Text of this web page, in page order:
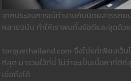
จากประสบการณ์ทำงานกับนิตยสารรถย
หลายฉบับ ทำให้เราพบทั้งข้อดีและจุดด้ว
torquethailand.com จึงไม่แค่เพียงเว็
ที่สุด มารวมใว้ที่นี่ ไม่ว่าจะเป็นเนื้อหาที่
เชื่อถือได้